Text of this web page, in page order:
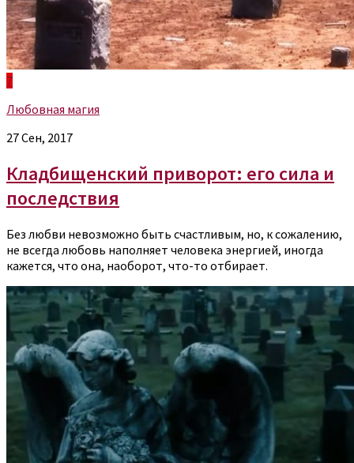
7
Любовная магия
27 Сен, 2017
Кладбищенский приворот: его сила и
последствия
Без любви невозможно быть счастливым, но, к сожалению,
не всегда любовь наполняет человека энергией, иногда
кажется, что она, наоборот, что-то отбирает.